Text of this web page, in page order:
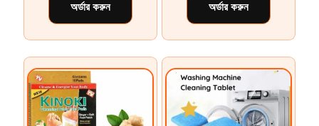
অর্ডার করুন অর্ডার করুন